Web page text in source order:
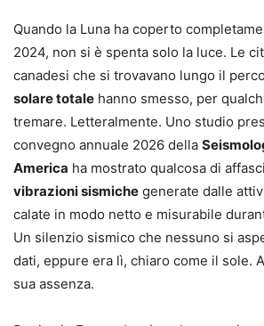
Quando la Luna ha coperto
2024, non si è spenta solo la luce. Le
canadesi che si trovavano lungo il
solare totale hanno smesso, per
tremare. Letteralmente. Uno studio
convegno annuale 2026 della
America ha mostrato qualcosa di
vibrazioni sismiche generate dalle
calate in modo netto e misurabile
Un silenzio sismico che nessuno si
dati, eppure era lì, chiaro come il sole.
sua assenza.